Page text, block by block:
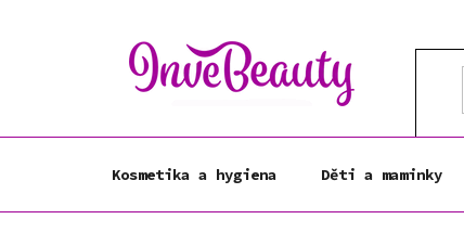
Kosmetika a hygiena Děti a maminky